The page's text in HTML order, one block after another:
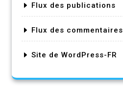
Flux des publications
Flux des commentaires
Site de WordPress-FR